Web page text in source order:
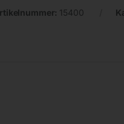
15400